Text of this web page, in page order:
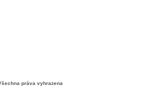
práva vyhrazena